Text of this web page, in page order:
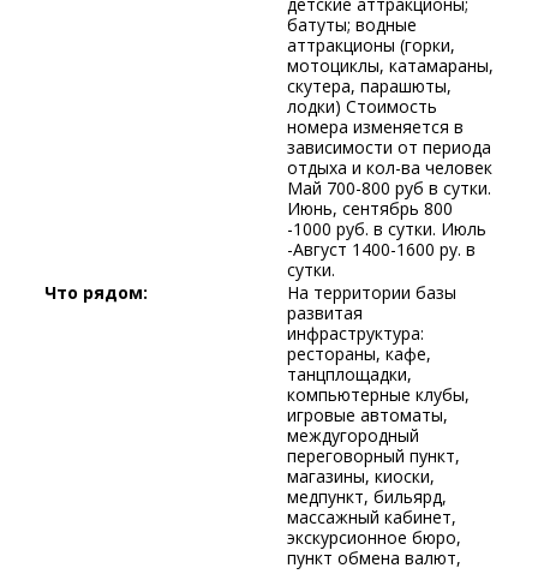
батуты; водные
аттракционы (горки,
мотоциклы, катамараны,
скутера, парашюты,
лодки) Стоимость
номера изменяется в
зависимости от периода
отдыха и кол-ва человек
Май 700-800 руб в сутки.
Июнь, сентябрь 800
-1000 руб. в сутки. Июль
-Август 1400-1600 ру. в
сутки.
Что рядом:
На территории базы
развитая
инфраструктура:
рестораны, кафе,
танцплощадки,
компьютерные клубы,
игровые автоматы,
междугородный
переговорный пункт,
магазины, киоски,
медпункт, бильярд,
массажный кабинет,
экскурсионное бюро,
пункт обмена валют,